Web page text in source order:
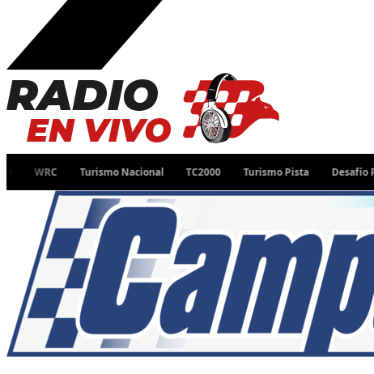
Turismo Nacional TC2000 Turismo Pista Desafío Ruta 40